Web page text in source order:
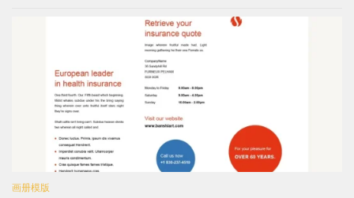
画册模版